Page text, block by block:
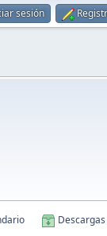
sesión
Descargas